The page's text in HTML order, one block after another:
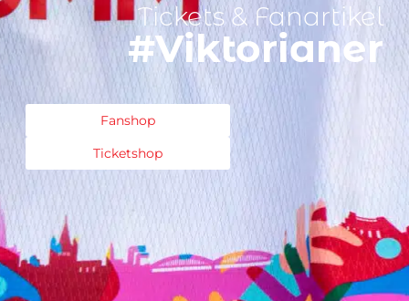
Tickets & Fanartikel
#Viktorianer
Fanshop
Ticketshop